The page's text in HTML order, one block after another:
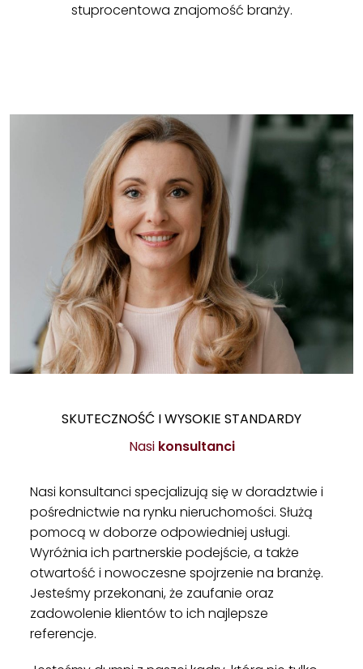
stuprocentowa znajomość branży.
SKUTECZNOŚĆ I WYSOKIE STANDARDY
Nasi konsultanci
Nasi konsultanci specjalizują się w doradztwie i
pośrednictwie na rynku nieruchomości. Służą
pomocą w doborze odpowiedniej usługi.
Wyróżnia ich partnerskie podejście, a także
otwartość i nowoczesne spojrzenie na branżę.
Jesteśmy przekonani, że zaufanie oraz
zadowolenie klientów to ich najlepsze
referencje.